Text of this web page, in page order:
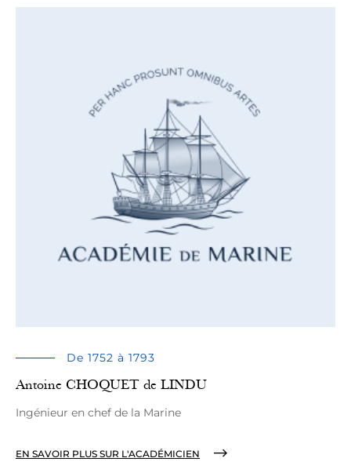
De 1752 à 1793
Antoine CHOQUET de LINDU
Ingénieur en chef de la Marine
EN SAVOIR PLUS SUR L'ACADÉMICIEN